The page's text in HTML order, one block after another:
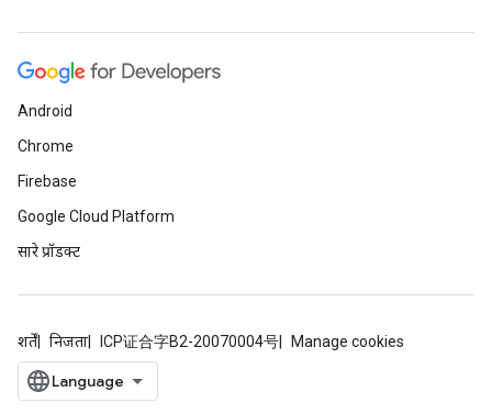
Android
Chrome
Firebase
Google Cloud Platform
सारे प्रॉडक्ट
शर्तें निजता ICP证合字B2-20070004号 Manage cookies